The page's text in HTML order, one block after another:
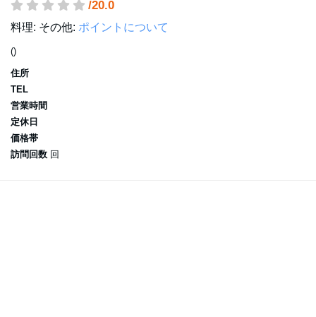
/20.0
料理: その他: ポイントについて
()
住所
TEL
営業時間
定休日
価格帯
訪問回数 回